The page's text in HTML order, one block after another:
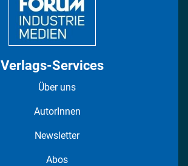
Verlags-Services
Über uns
AutorInnen
Newsletter
Abos